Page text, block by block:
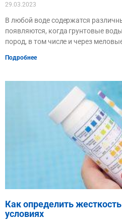
29.03.2023
В любой воде содержатся
появляются, когда грунтовые
пород, в том числе и через
Подробнее
Как определить
условиях